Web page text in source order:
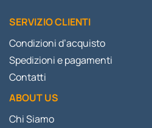
SERVIZIO CLIENTI
Condizioni d’acquisto
Spedizioni e pagamenti
Contatti
ABOUT US
Chi Siamo